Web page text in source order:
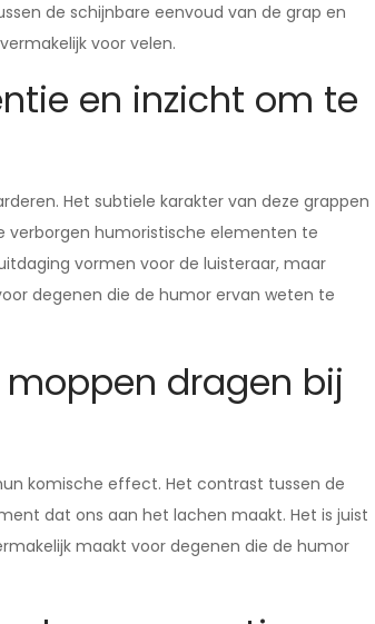
de schijnbare eenvoud van de grap en
voor velen.
en inzicht om te
Het subtiele karakter van deze grappen
verborgen humoristische elementen te
vormen voor de luisteraar, maar
degenen die de humor ervan weten te
dragen bij
komische effect. Het contrast tussen de
dat ons aan het lachen maakt. Het is juist
maakt voor degenen die de humor